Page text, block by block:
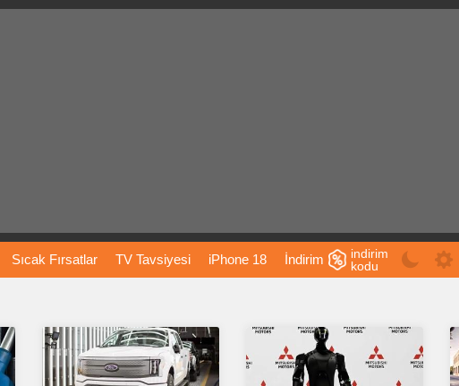
Sıcak Fırsatlar TV Tavsiyesi iPhone 18 İndirim
Filmler Bitcoin Dizi Önerileri Önerileri
indirim
kodu